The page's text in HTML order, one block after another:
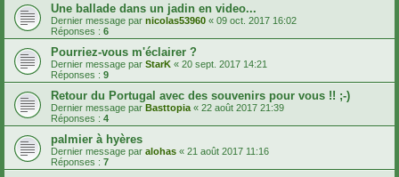
Une ballade dans un jadin en video...
Dernier message par nicolas53960 « 09 oct. 2017 16:02
Réponses : 6
Pourriez-vous m'éclairer ?
Dernier message par StarK « 20 sept. 2017 14:21
Réponses : 9
Retour du Portugal avec des souvenirs pour vous !! ;-)
Dernier message par Basttopia « 22 août 2017 21:39
Réponses : 4
palmier à hyères
Dernier message par alohas « 21 août 2017 11:16
Réponses : 7